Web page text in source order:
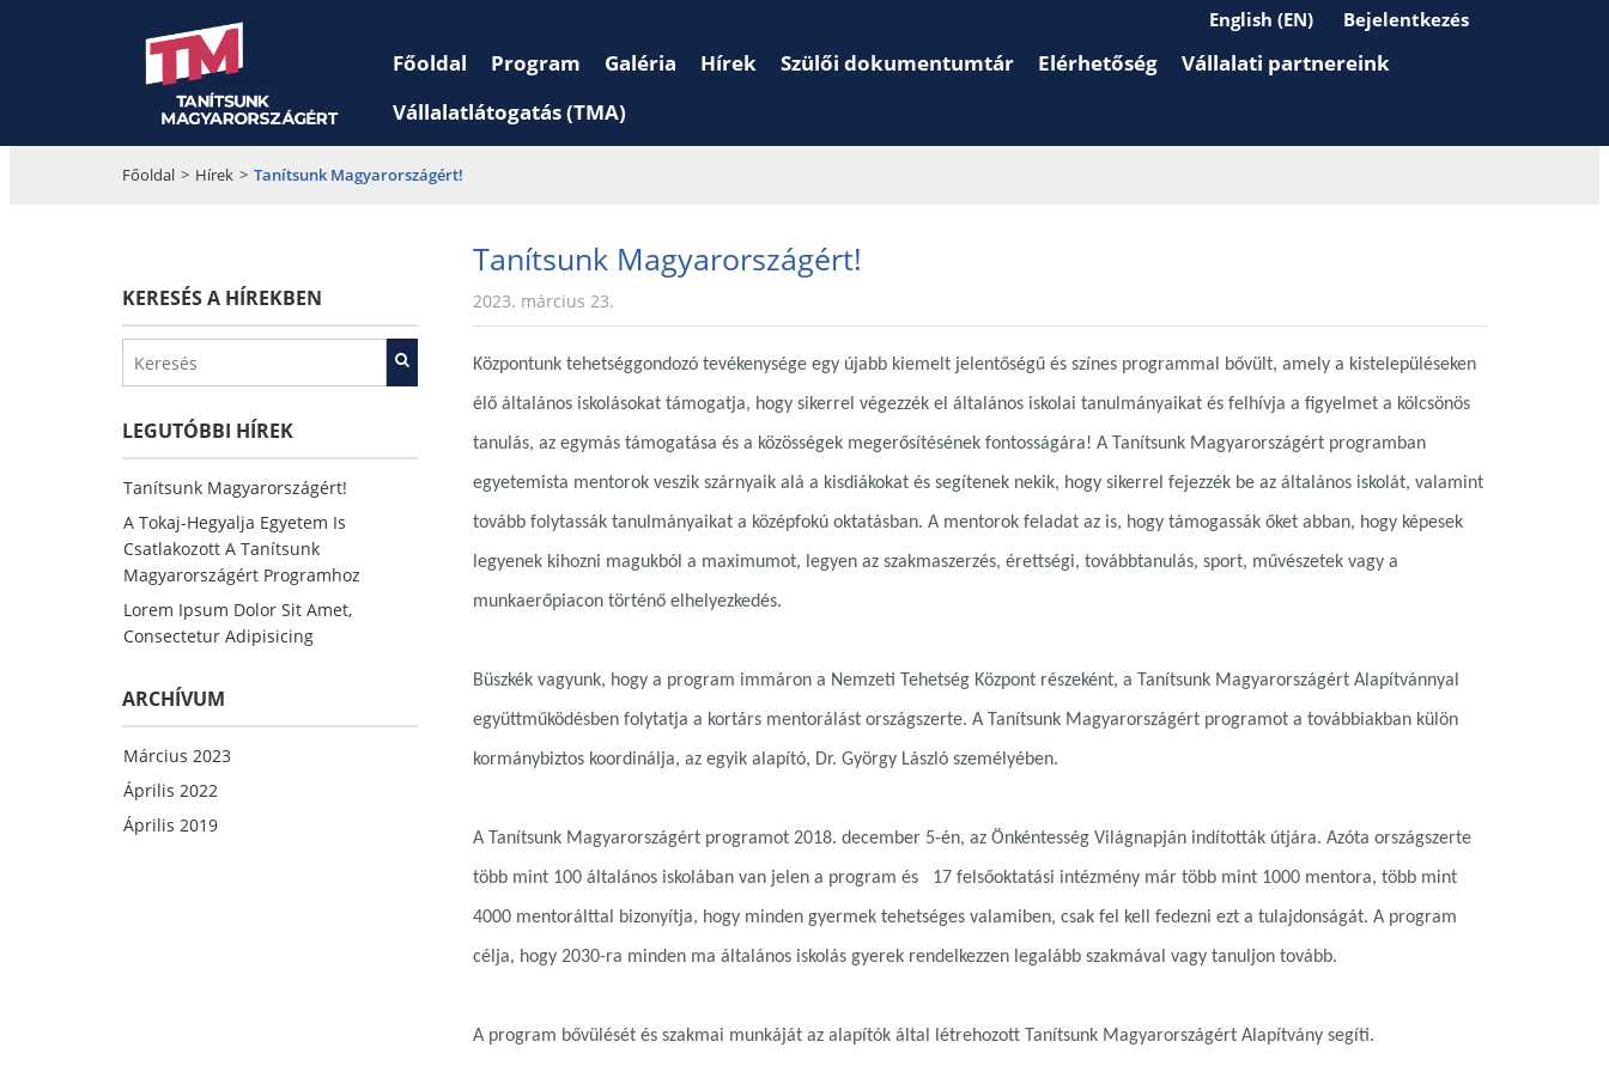
English (EN) Bejelentkezés
Főoldal Program Galéria Hírek Szülői dokumentumtár Elérhetőség
Vállalati partnereink
Vállalatlátogatás (TMA)
Főoldal > Hírek > Tanítsunk Magyarországért!
KERESÉS A HÍREKBEN
LEGUTÓBBI HÍREK
Tanítsunk Magyarországért!
A Tokaj-Hegyalja Egyetem Is
Csatlakozott A Tanítsunk
Magyarországért Programhoz
Lorem Ipsum Dolor Sit Amet,
Consectetur Adipisicing
ARCHÍVUM
Március 2023
Április 2022
Április 2019
Tanítsunk Magyarországért!
2023. március 23.
Központunk tehetséggondozó tevékenysége egy újabb kiemelt jelentőségű és színes programmal bővült, amely a kistelepüléseken
élő általános iskolásokat támogatja, hogy sikerrel végezzék el általános iskolai tanulmányaikat és felhívja a figyelmet a kölcsönös
tanulás, az egymás támogatása és a közösségek megerősítésének fontosságára! A Tanítsunk Magyarországért programban
egyetemista mentorok veszik szárnyaik alá a kisdiákokat és segítenek nekik, hogy sikerrel fejezzék be az általános iskolát, valamint
tovább folytassák tanulmányaikat a középfokú oktatásban. A mentorok feladat az is, hogy támogassák őket abban, hogy képesek
legyenek kihozni magukból a maximumot, legyen az szakmaszerzés, érettségi, továbbtanulás, sport, művészetek vagy a
munkaerőpiacon történő elhelyezkedés.
Büszkék vagyunk, hogy a program immáron a Nemzeti Tehetség Központ részeként, a Tanítsunk Magyarországért Alapítvánnyal
együttműködésben folytatja a kortárs mentorálást országszerte. A Tanítsunk Magyarországért programot a továbbiakban külön
kormánybiztos koordinálja, az egyik alapító, Dr. György László személyében.
A Tanítsunk Magyarországért programot 2018. december 5-én, az Önkéntesség Világnapján indították útjára. Azóta országszerte
több mint 100 általános iskolában van jelen a program és 17 felsőoktatási intézmény már több mint 1000 mentora, több mint
4000 mentorálttal bizonyítja, hogy minden gyermek tehetséges valamiben, csak fel kell fedezni ezt a tulajdonságát. A program
célja, hogy 2030-ra minden ma általános iskolás gyerek rendelkezzen legalább szakmával vagy tanuljon tovább.
A program bővülését és szakmai munkáját az alapítók által létrehozott Tanítsunk Magyarországért Alapítvány segíti.